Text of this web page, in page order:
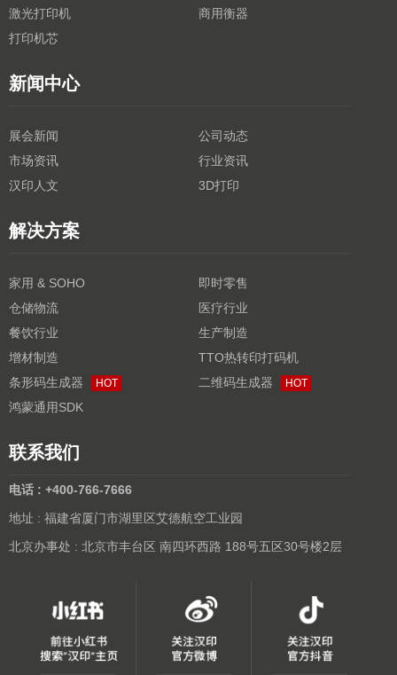
激光打印机
商用衡器
打印机芯
新闻中心
展会新闻
公司动态
市场资讯
行业资讯
汉印人文
3D打印
解决方案
家用 & SOHO
即时零售
仓储物流
医疗行业
餐饮行业
生产制造
增材制造
TTO热转印打码机
条形码生成器
HOT 二维码生成器 HOT
鸿蒙通用SDK
联系我们
电话 : +400-766-7666
地址 : 福建省厦门市湖里区艾德航空工业园
北京办事处 : 北京市丰台区 南四环西路 188号五区30号楼2层